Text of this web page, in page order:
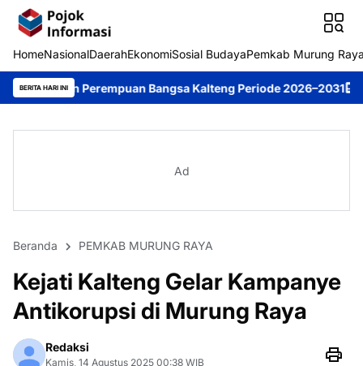
HomeNasionalDaerahEkonomiSosial BudayaPemkab Murung
BERITA HARI INIBangsa Kalteng Periode 2026–2031 DPRD Murung
Ad
Beranda PEMKAB MURUNG RAYA
Kejati Kalteng Gelar Kampanye
Antikorupsi di Murung Raya
Redaksi
Kamis, 14 Agustus 2025 00:38 WIB